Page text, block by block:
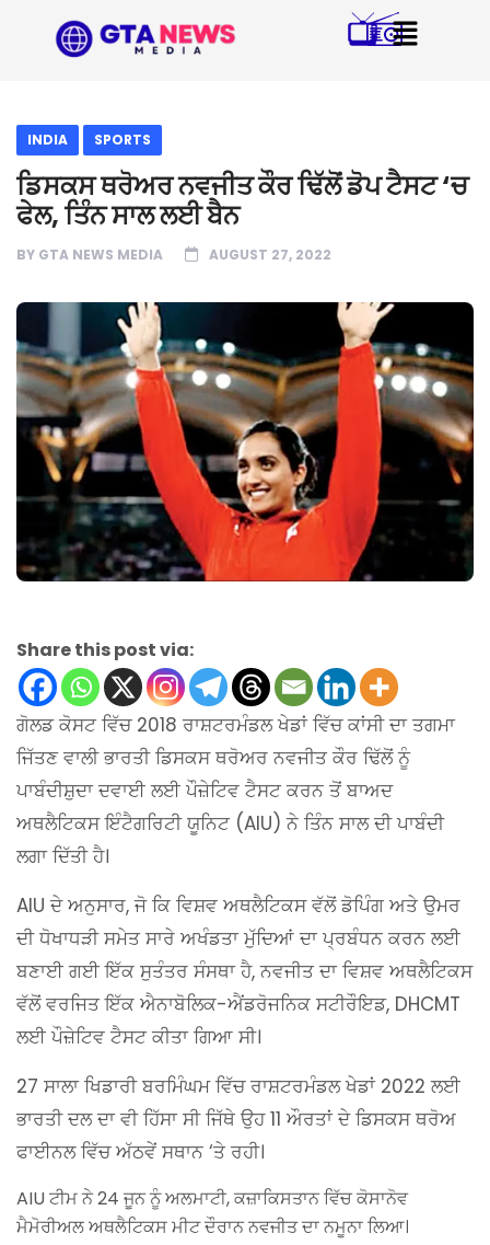
INDIA SPORTS
ਡਿਸਕਸ ਥਰੋਅਰ ਨਵਜੀਤ ਕੌਰ ਢਿੱਲੋਂ ਡੋਪ ਟੈਸਟ ‘ਚ
ਫੇਲ, ਤਿੰਨ ਸਾਲ ਲਈ ਬੈਨ
BY GTA NEWS MEDIA AUGUST 27, 2022
Share this post via:
ਗੋਲਡ ਕੋਸਟ ਵਿੱਚ 2018 ਰਾਸ਼ਟਰਮੰਡਲ ਖੇਡਾਂ ਵਿੱਚ ਕਾਂਸੀ ਦਾ ਤਗਮਾ
ਜਿੱਤਣ ਵਾਲੀ ਭਾਰਤੀ ਡਿਸਕਸ ਥਰੋਅਰ ਨਵਜੀਤ ਕੌਰ ਢਿੱਲੋਂ ਨੂੰ
ਪਾਬੰਦੀਸ਼ੁਦਾ ਦਵਾਈ ਲਈ ਪੌਜ਼ੇਟਿਵ ਟੈਸਟ ਕਰਨ ਤੋਂ ਬਾਅਦ
ਅਥਲੈਟਿਕਸ ਇੰਟੈਗਰਿਟੀ ਯੂਨਿਟ (AIU) ਨੇ ਤਿੰਨ ਸਾਲ ਦੀ ਪਾਬੰਦੀ
ਲਗਾ ਦਿੱਤੀ ਹੈ।
AIU ਦੇ ਅਨੁਸਾਰ, ਜੋ ਕਿ ਵਿਸ਼ਵ ਅਥਲੈਟਿਕਸ ਵੱਲੋਂ ਡੋਪਿੰਗ ਅਤੇ ਉਮਰ
ਦੀ ਧੋਖਾਧੜੀ ਸਮੇਤ ਸਾਰੇ ਅਖੰਡਤਾ ਮੁੱਦਿਆਂ ਦਾ ਪ੍ਰਬੰਧਨ ਕਰਨ ਲਈ
ਬਣਾਈ ਗਈ ਇੱਕ ਸੁਤੰਤਰ ਸੰਸਥਾ ਹੈ, ਨਵਜੀਤ ਦਾ ਵਿਸ਼ਵ ਅਥਲੈਟਿਕਸ
ਵੱਲੋਂ ਵਰਜਿਤ ਇੱਕ ਐਨਾਬੋਲਿਕ-ਐਂਡਰੋਜਨਿਕ ਸਟੀਰੌਇਡ, DHCMT
ਲਈ ਪੌਜ਼ੇਟਿਵ ਟੈਸਟ ਕੀਤਾ ਗਿਆ ਸੀ।
27 ਸਾਲਾ ਖਿਡਾਰੀ ਬਰਮਿੰਘਮ ਵਿੱਚ ਰਾਸ਼ਟਰਮੰਡਲ ਖੇਡਾਂ 2022 ਲਈ
ਭਾਰਤੀ ਦਲ ਦਾ ਵੀ ਹਿੱਸਾ ਸੀ ਜਿੱਥੇ ਉਹ 11 ਔਰਤਾਂ ਦੇ ਡਿਸਕਸ ਥਰੋਅ
ਫਾਈਨਲ ਵਿੱਚ ਅੱਠਵੇਂ ਸਥਾਨ ‘ਤੇ ਰਹੀ।
AIU ਟੀਮ ਨੇ 24 ਜੂਨ ਨੂੰ ਅਲਮਾਟੀ, ਕਜ਼ਾਕਿਸਤਾਨ ਵਿੱਚ ਕੋਸਾਨੋਵ
ਮੈਮੋਰੀਅਲ ਅਥਲੈਟਿਕਸ ਮੀਟ ਦੌਰਾਨ ਨਵਜੀਤ ਦਾ ਨਮੂਨਾ ਲਿਆ।